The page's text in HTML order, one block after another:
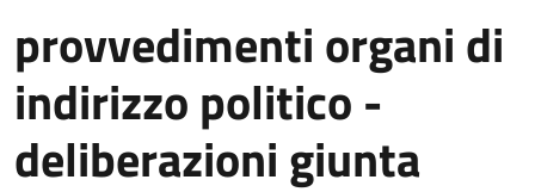
provvedimenti organi di
indirizzo politico -
deliberazioni giunta